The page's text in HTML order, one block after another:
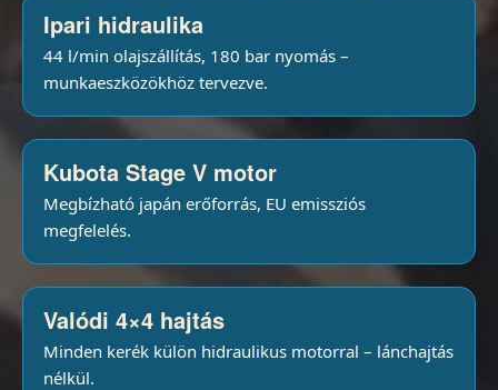
Ipari hidraulika
44 l/min olajszállítás, 180 bar nyomás –
munkaeszközökhöz tervezve.
Kubota Stage V motor
Megbízható japán erőforrás, EU emissziós
megfelelés.
Valódi 4×4 hajtás
Minden kerék külön hidraulikus motorral – lánchajtás
nélkül.